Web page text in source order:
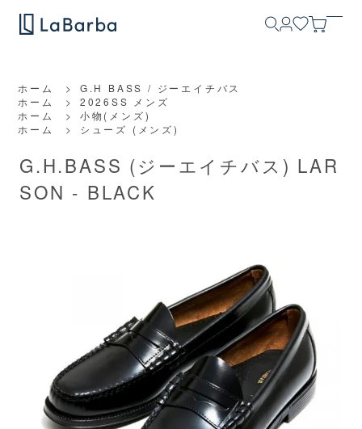
ホーム >
G.H BASS / ジーエイチバス
ホーム
>
2026SS メンズ
ホーム
>
小物(メンズ)
ホーム
> シューズ (メンズ)
G.H.BASS (ジーエイチバス) LAR
SON - BLACK